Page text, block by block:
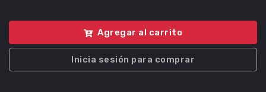
Agregar al carrito
Inicia sesión para comprar